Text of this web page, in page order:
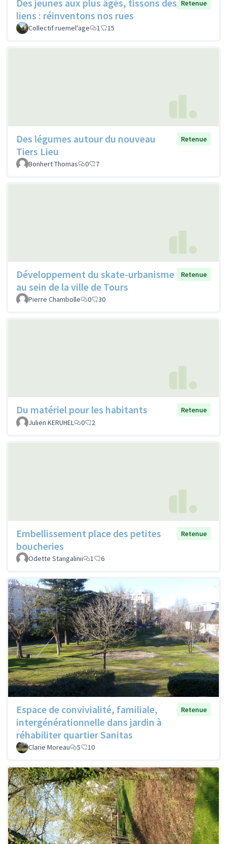
Des jeunes aux plus âgés, tissons des
liens : réinventons nos rues
Retenue
Collectif ruemel'age 1 15
Des légumes autour du nouveau
Tiers Lieu
Retenue
Bonhert Thomas 0 7
Développement du skate-urbanisme
au sein de la ville de Tours
Retenue
Pierre Chambolle 0 30
Du matériel pour les habitants
Retenue
Julien KERUHEL
0 2
Embellissement place des petites
boucheries
Retenue
Odette Stangalinii 1 6
Espace de convivialité, familiale,
intergénérationnelle dans jardin à
réhabiliter quartier Sanitas
Retenue
Clarie Moreau 5 10